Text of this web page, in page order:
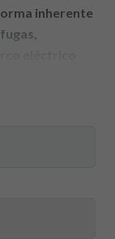
inherente
lo que
5 cm cosidas